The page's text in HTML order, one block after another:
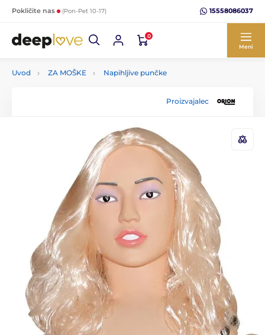
Pokličite nas (Pon-Pet 10-17) 15558086037
0
Meni
Uvod ZA MOŠKE Napihljive punčke
Proizvajalec